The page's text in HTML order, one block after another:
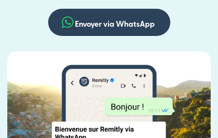
Envoyer via WhatsApp